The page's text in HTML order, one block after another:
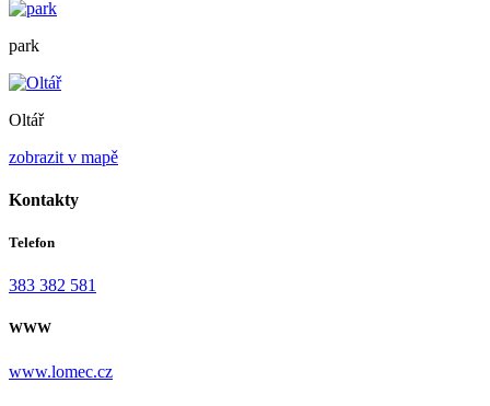
park
Oltář
zobrazit v mapě
Kontakty
Telefon
383 382 581
WWW
www.lomec.cz